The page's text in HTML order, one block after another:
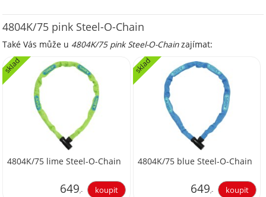
4804K/75 pink Steel-O-Chain
Také Vás může u 4804K/75 pink Steel-O-Chainzajímat:
4804K/75 lime Steel-O-Chain
sklad
649,-
4804K/75 blue Steel-O-Chain
sklad
649 ,-